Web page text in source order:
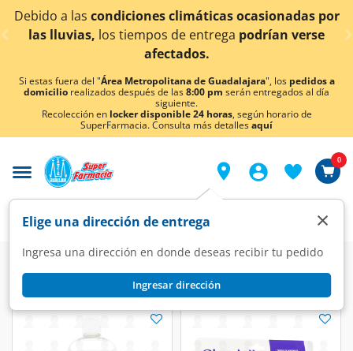
< div class="carousel-inner">
Debido a las condiciones climáticas ocasionadas por
las lluvias, los tiempos de entrega podrían verse
afectados.
Si estas fuera del "Área Metropolitana de Guadalajara", los pedidos a
domicilio realizados después de las8:00 pm serán entregados al día
siguiente.
Recolección en locker disponible 24 horas, según horario de
SuperFarmacia. Consulta más detallesaquí
Elige una dirección de entrega
Ingresa una dirección en donde deseas recibir tu pedido
Ingresar dirección
×
0
(2 productos)